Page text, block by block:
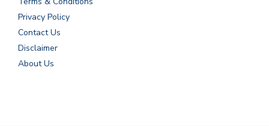
Privacy Policy
Contact Us
Disclaimer
About Us